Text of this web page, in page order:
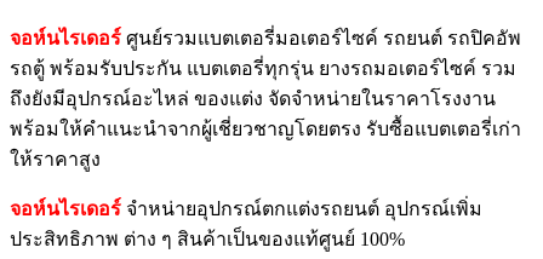
จอห์นไรเดอร์ ศูนย์รวมแบตเตอรี่มอเตอร์ไซค์ รถยนต์ รถปิคอัพ
รถตู้ พร้อมรับประกัน แบตเตอรี่ทุกรุ่น ยางรถมอเตอร์ไซค์ รวม
ถึงยังมีอุปกรณ์อะไหล่ ของแต่ง จัดจำหน่ายในราคาโรงงาน
พร้อมให้คำแนะนำจากผู้เชี่ยวชาญโดยตรง รับซื้อแบตเตอรี่เก่า
ให้ราคาสูง
จอห์นไรเดอร์ จำหน่ายอุปกรณ์ตกแต่งรถยนต์ อุปกรณ์เพิ่ม
ประสิทธิภาพ ต่าง ๆ สินค้าเป็นของแท้ศูนย์ 100%